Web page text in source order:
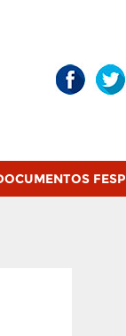
FESP